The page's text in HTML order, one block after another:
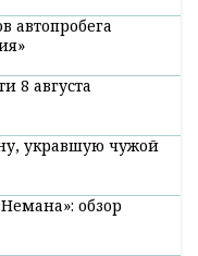
автопробега
8 августа
укравшую чужой
обзор